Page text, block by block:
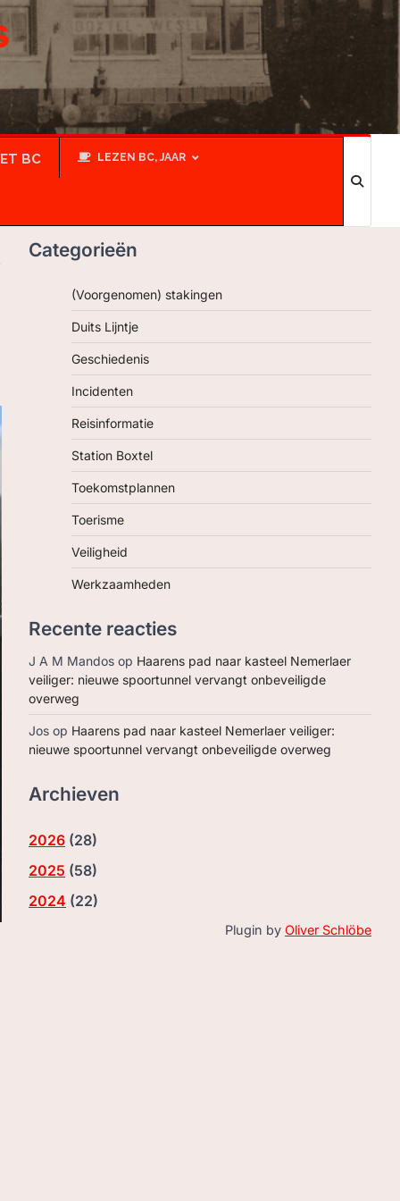
BC LEZEN BC, JAAR
Categorieën
(Voorgenomen) stakingen
Duits Lijntje
Geschiedenis
Incidenten
Reisinformatie
Station Boxtel
Toekomstplannen
Toerisme
Veiligheid
Werkzaamheden
Recente reacties
J A M Mandos op Haarens pad naar kasteel Nemerlaer
veiliger: nieuwe spoortunnel vervangt onbeveiligde
overweg
Jos op Haarens pad naar kasteel Nemerlaer veiliger:
nieuwe spoortunnel vervangt onbeveiligde overweg
Archieven
2026 (28)
2025 (58)
2024 (22)
Plugin by Oliver Schlöbe